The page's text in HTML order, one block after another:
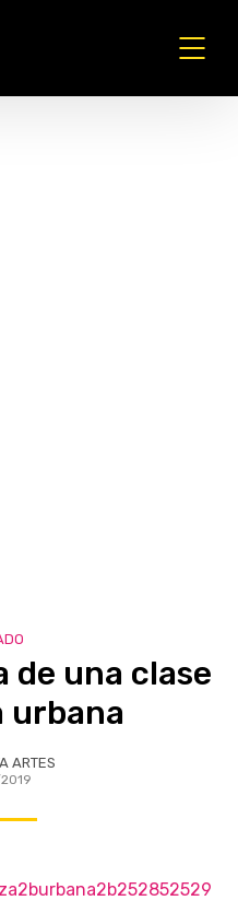
de una clase
urbana
ARTES